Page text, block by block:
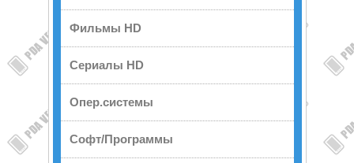
Фильмы HD
Сериалы HD
Опер.системы
Софт/Программы